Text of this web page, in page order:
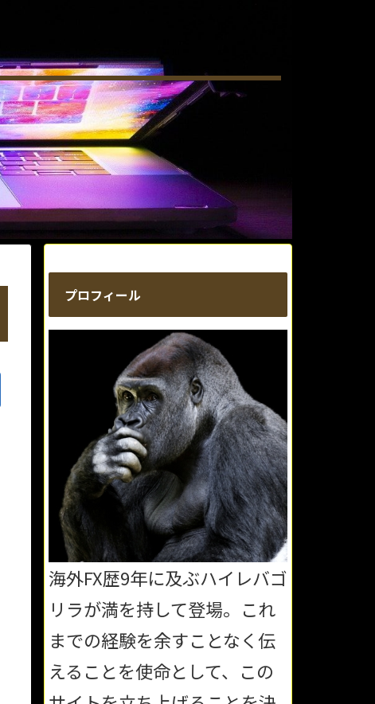
プロフィール
海外FX歴9年に及ぶハイレバゴ
リラが満を持して登場。これ
までの経験を余すことなく伝
えることを使命として、この